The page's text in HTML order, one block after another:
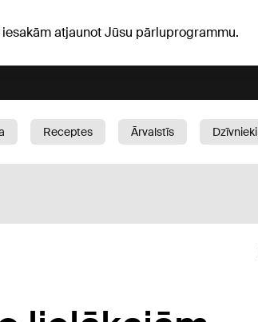
atjaunot Jūsu pārluprogrammu.
Receptes Ārvalstīs Dzīvnieki